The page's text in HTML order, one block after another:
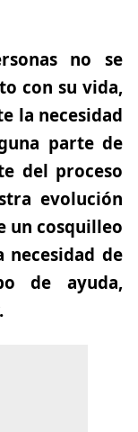
no se
con su vida,
la necesidad
parte de
del proceso
evolución
un cosquilleo
necesidad de
de ayuda,